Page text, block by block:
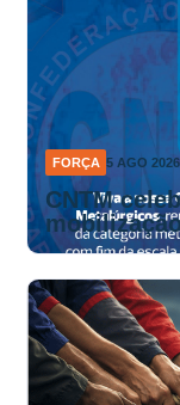
FORÇA 5 AGO 2026
CNTM